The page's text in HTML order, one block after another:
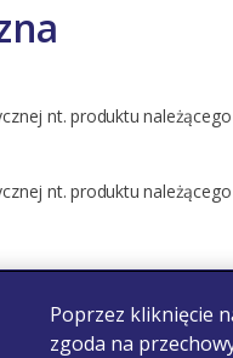
nt. produktu
nt. produktu
Poprzez kliknięcie
zgoda na